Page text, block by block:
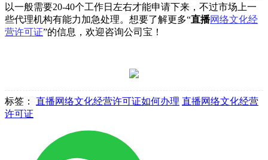
以一般需要20-40个工作日左右才能申请下来，不过市场上一
些代理机构有能力加急处理。想要了解更多“直播网络文化经
营许可证”的信息，欢迎咨询公司宝！
标签： 直播网络文化经营许可证如何办理 直播网络文化经营
许可证